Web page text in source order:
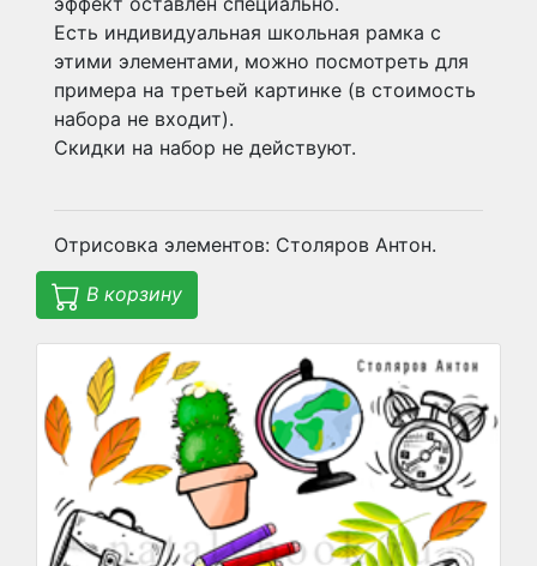
Есть индивидуальная школьная рамка с
этими элементами, можно посмотреть для
примера на третьей картинке (в стоимость
набора не входит).
Скидки на набор не действуют.
Отрисовка элементов: Столяров Антон.
В корзину